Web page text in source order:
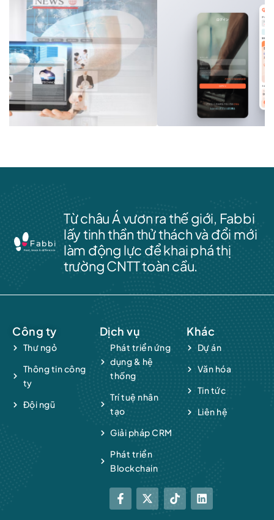
Từ châu Á vươn ra thế giới, Fabbi
lấy tinh thần thử thách và đổi mới
làm động lực để khai phá thị
trường CNTT toàn cầu.
Công ty
Thư ngỏ
Thông tin công
ty
Đội ngũ
Dịch vụ
Phát triển ứng
dụng & hệ
thống
Trí tuệ nhân
tạo
Giải pháp CRM
Phát triển
Blockchain
Khác
Dự án
Văn hóa
Tin tức
Liên hệ